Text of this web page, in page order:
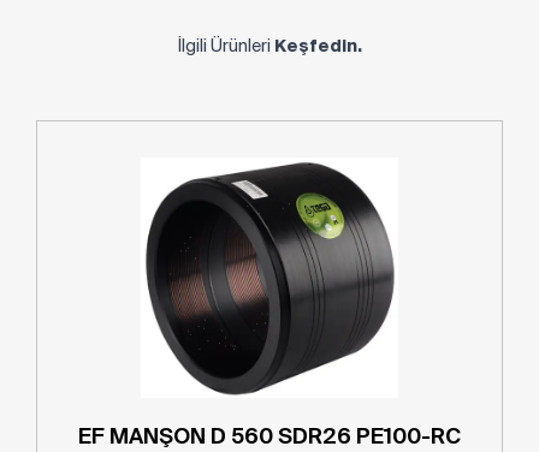
İlgili Ürünleri Keşfedin.
EF MANŞON D 560 SDR26 PE100-RC